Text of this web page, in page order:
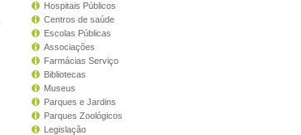
Hospitais Públicos
Centros de saúde
Escolas Públicas
Associações
Farmácias Serviço
Bibliotecas
Museus
Parques e Jardins
Parques Zoológicos
Legislação